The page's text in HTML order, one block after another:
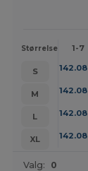
Størrelse 1-7
S 142.08
M
142.08
L
142.08
XL
142.08
Valg: 0